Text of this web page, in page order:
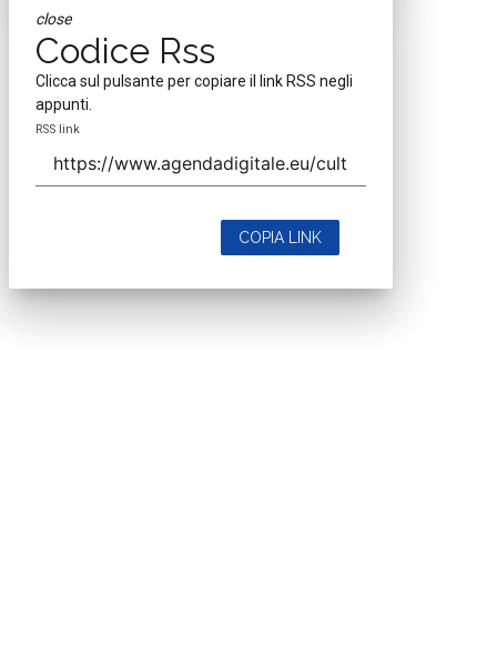
close
Codice Rss
Clicca sul pulsante per copiare il link RSS negli
appunti.
RSS link
COPIA LINK